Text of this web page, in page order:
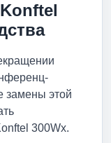
замены этой
300Wx.